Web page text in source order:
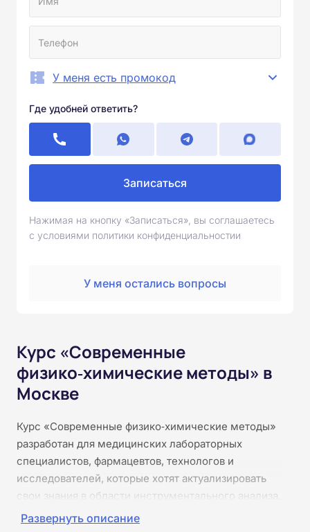
У меня есть промокод
Где удобней ответить?
Записаться
Нажимая на кнопку «Записаться», вы соглашаетесь
с условиями политики конфиденциальностии
У меня остались вопросы
Курс «Современные
физико‑химические методы» в
Москве
Курс «Современные физико‑химические методы»
разработан для медицинских лабораторных
специалистов, фармацевтов, технологов и
исследователей, которые хотят актуализировать
свои знания в области инструментального анализа.
Обучение проходит онлайн, без практики и без
Развернуть описание